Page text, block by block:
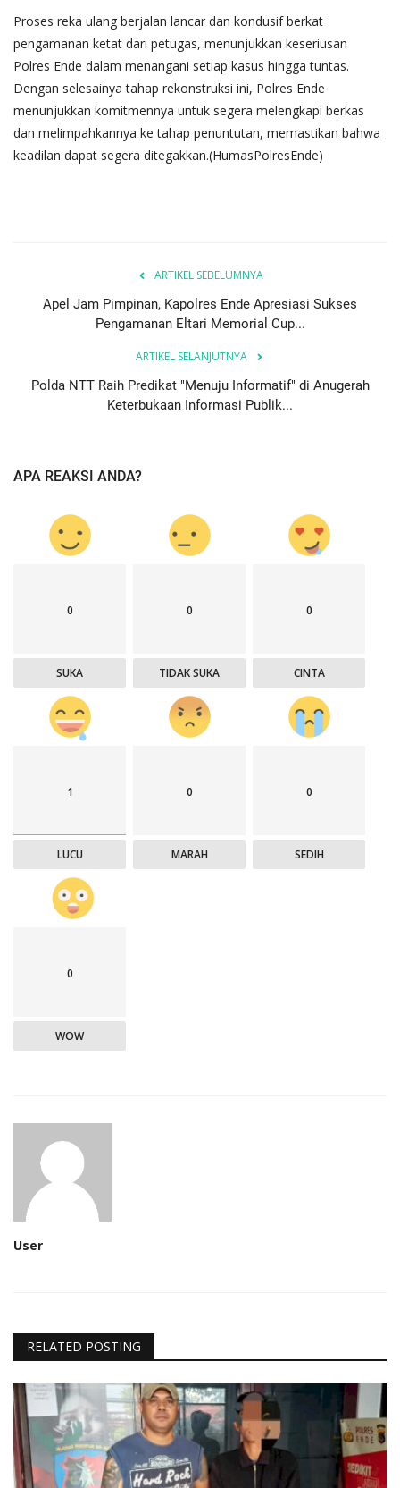
​Proses reka ulang berjalan lancar dan kondusif berkat
pengamanan ketat dari petugas, menunjukkan keseriusan
Polres Ende dalam menangani setiap kasus hingga tuntas.
​Dengan selesainya tahap rekonstruksi ini, Polres Ende
menunjukkan komitmennya untuk segera melengkapi berkas
dan melimpahkannya ke tahap penuntutan, memastikan bahwa
keadilan dapat segera ditegakkan.(HumasPolresEnde)
ARTIKEL SEBELUMNYA
Apel Jam Pimpinan, Kapolres Ende Apresiasi Sukses
Pengamanan Eltari Memorial Cup...
ARTIKEL SELANJUTNYA
Polda NTT Raih Predikat "Menuju Informatif" di Anugerah
Keterbukaan Informasi Publik...
APA REAKSI ANDA?
0
SUKA
0
TIDAK SUKA
0
CINTA
1
LUCU
0
MARAH
0
SEDIH
0
WOW
User
RELATED POSTING